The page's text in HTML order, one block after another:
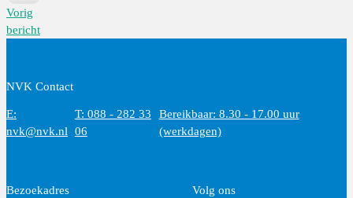
Vorig
bericht
NVK Contact
E:
nvk@nvk.nl
T: 088 - 282 33
06
Bereikbaar: 8.30 - 17.00 uur
(werkdagen)
Bezoekadres Volg ons